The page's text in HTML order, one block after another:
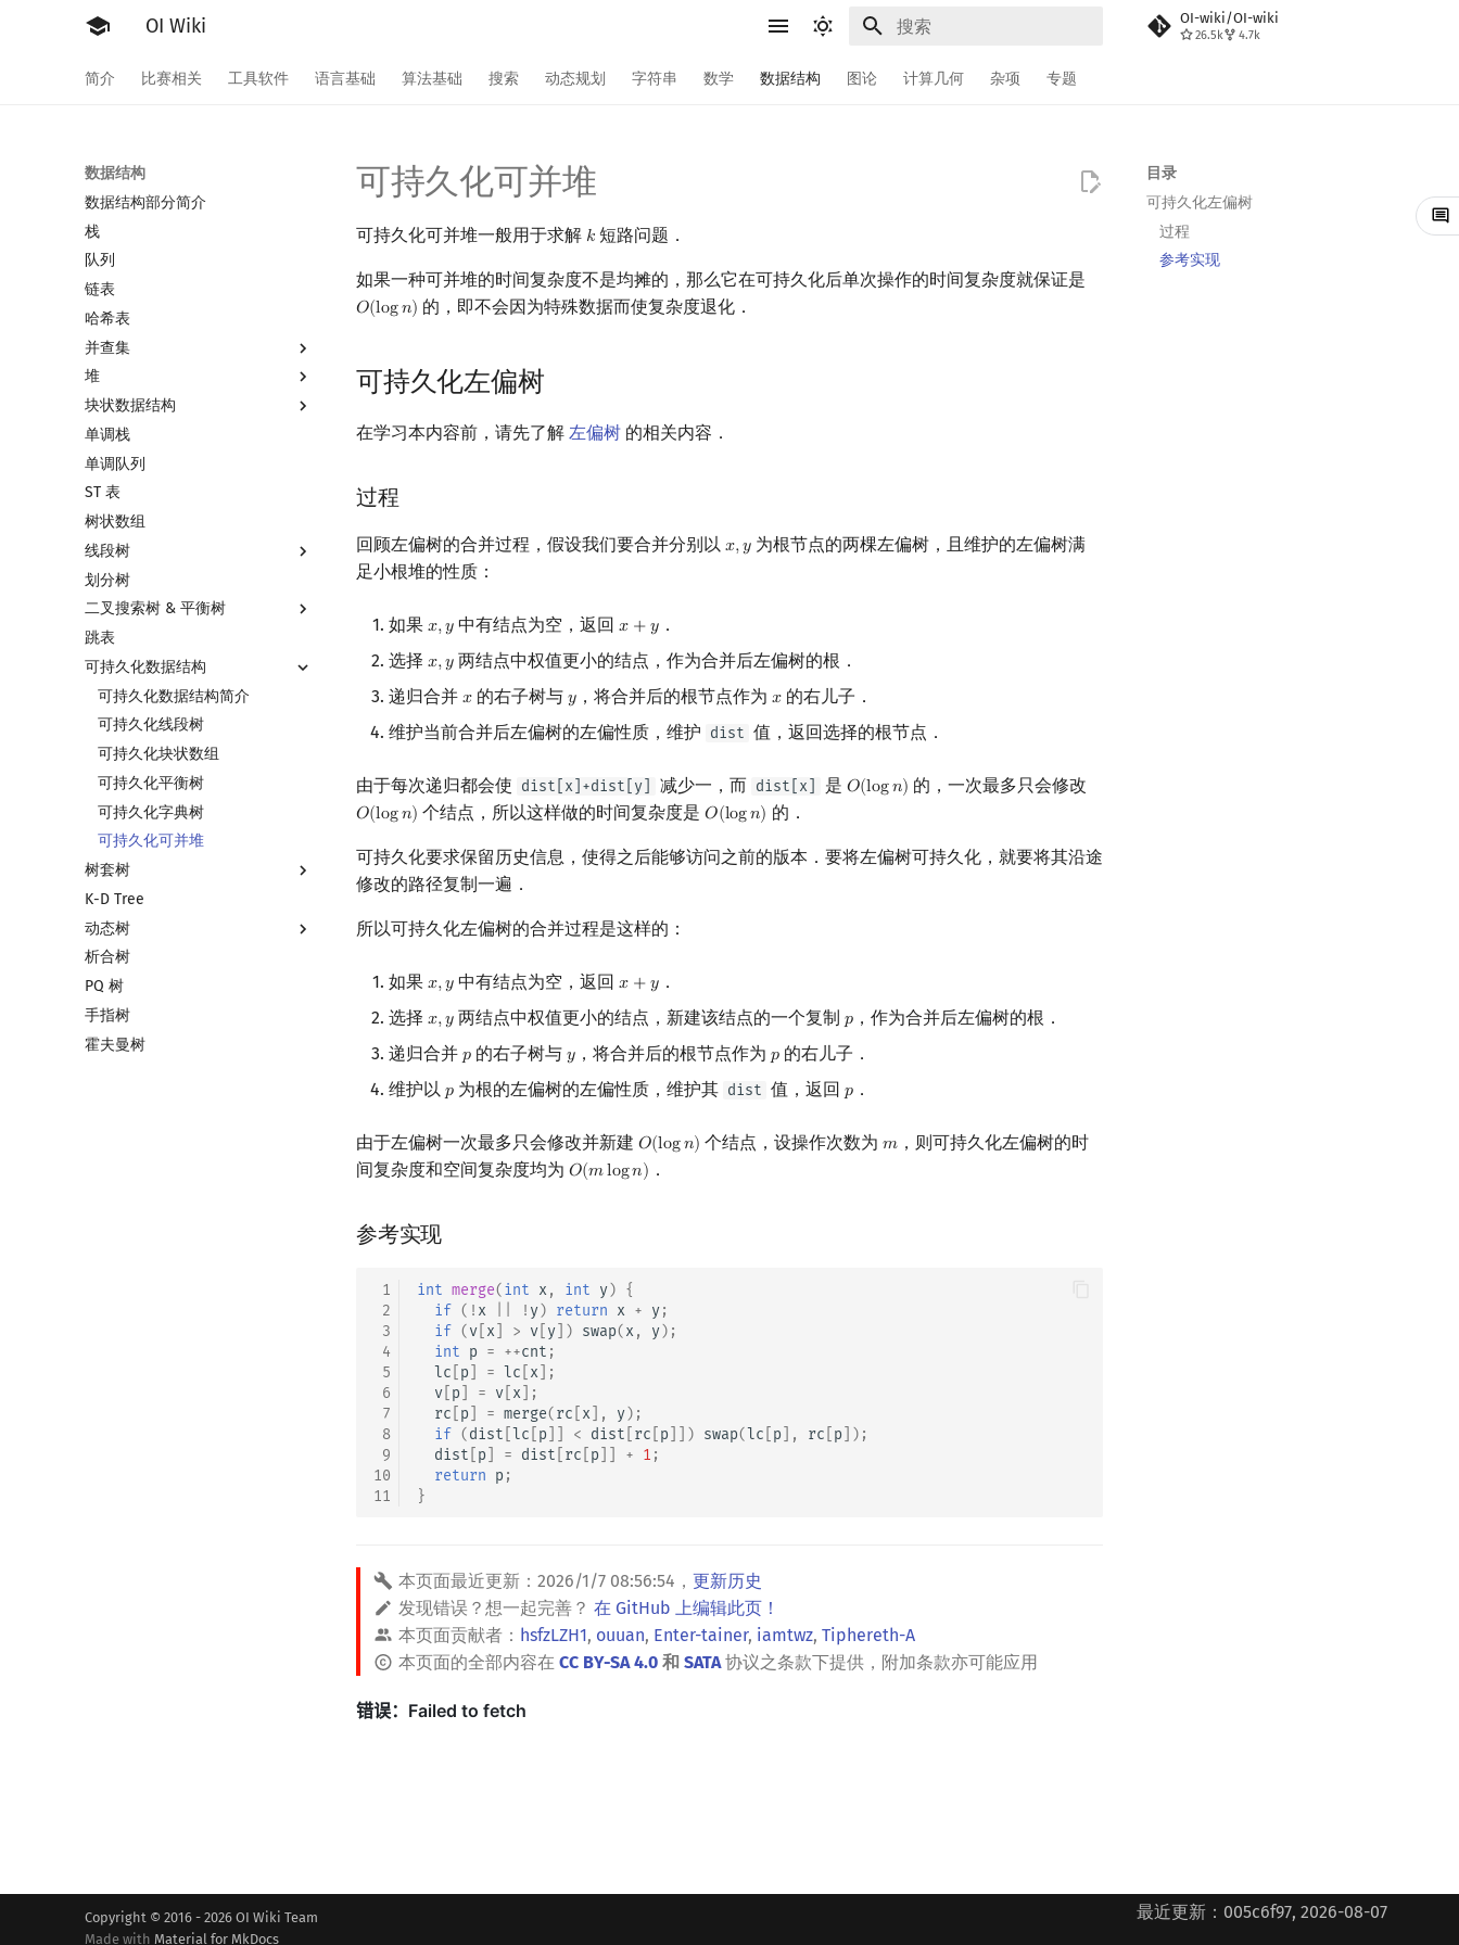
OI Wiki OI-wiki/OI-wiki
26.5k 4.7k
简介 比赛相关 工具软件 语言基础 算法基础 搜索 动态规划 字符串 数学 数据结构 图论 计算几何 杂项 专题
数据结构
数据结构部分简介
栈
队列
链表
哈希表
并查集
并查集
并查集复杂度
堆
堆简介
二叉堆
配对堆
左偏树
块状数据结构
分块思想
块状数组
块状链表
树分块
Sqrt Tree
单调栈
单调队列
ST 表
树状数组
线段树
线段树基础
线段树合并 & 分裂
李超线段树
猫树
区间最值操作 & 区间历史最值
Kinetic Tournament Tree
划分树
二叉搜索树 & 平衡树
二叉搜索树 & 平衡树
Treap
Splay 树
WBLT
替罪羊树
笛卡尔树
Size Balanced Tree
AVL 树
红黑树
左偏红黑树
AA 树
跳表
可持久化数据结构
可持久化数据结构简介
可持久化线段树
可持久化块状数组
可持久化平衡树
可持久化字典树
可持久化可并堆
树套树
线段树套线段树
平衡树套线段树
线段树套平衡树
树状数组套权值线段树
分块套树状数组
K-D Tree
动态树
Link Cut Tree
全局平衡二叉树
Euler Tour Tree
Top Tree
析合树
PQ 树
手指树
霍夫曼树
目录
可持久化左偏树
过程
参考实现
可持久化可并堆
可持久化可并堆一般用于求解 𝑘
k 短路问题．
如果一种可并堆的时间复杂度不是均摊的，那么它在可持久化后单次操作的时间复杂度就保证是
𝑂(log𝑛)
O(logn) 的，即不会因为特殊数据而使复杂度退化．
可持久化左偏树
在学习本内容前，请先了解 左偏树 的相关内容．
过程
回顾左偏树的合并过程，假设我们要合并分别以 𝑥,𝑦
x,y 为根节点的两棵左偏树，且维护的左偏树满
足小根堆的性质：
如果 𝑥,𝑦
x,y 中有结点为空，返回𝑥 +𝑦
x+y
．
选择 𝑥,𝑦
x,y 两结点中权值更小的结点，作为合并后左偏树的根．
递归合并 𝑥
x 的右子树与𝑦
y，将合并后的根节点作为 𝑥
x 的右儿子．
维护当前合并后左偏树的左偏性质，维护 dist 值，返回选择的根节点．
由于每次递归都会使 dist[x]+dist[y] 减少一，而 dist[x] 是 𝑂(log𝑛)
O(logn) 的，一次最多只会修改
𝑂(log𝑛)
O(logn) 个结点，所以这样做的时间复杂度是𝑂(log𝑛)
O(logn) 的．
可持久化要求保留历史信息，使得之后能够访问之前的版本．要将左偏树可持久化，就要将其沿途
修改的路径复制一遍．
所以可持久化左偏树的合并过程是这样的：
如果 𝑥,𝑦
x,y 中有结点为空，返回𝑥 +𝑦
x+y
．
选择 𝑥,𝑦
x,y 两结点中权值更小的结点，新建该结点的一个复制𝑝
p ，作为合并后左偏树的根．
递归合并 𝑝
p 的右子树与𝑦
y，将合并后的根节点作为 𝑝
p的右儿子．
维护以 𝑝
p 为根的左偏树的左偏性质，维护其 dist 值，返回𝑝
p ．
由于左偏树一次最多只会修改并新建 𝑂(log𝑛)
O(logn) 个结点，设操作次数为𝑚
m ，则可持久化左偏树的时
间复杂度和空间复杂度均为 𝑂(𝑚log𝑛)
O(mlogn) ．
参考实现
1
2
3
4
5
6
7
8
9
10
11
int merge(int x, int y) {
if ( ! x ! y) return x + y;
if (v x > v y ]) swap(x, y);
int p = ++cnt ;
lc p = lc x ];
v p = v x ];
rc p = merge(rc x ], y);
if (dist lc p < dist rc p ]]) swap(lc p ], rc p ]);
dist p = dist rc p + 1 ;
return p ;
}
本页面最近更新： 2026/1/7 08:56:54 ， 更新历史
发现错误？想一起完善？ 在 GitHub 上编辑此页！
本页面贡献者： hsfzLZH1, ouuan, Enter-tainer, iamtwz, Tiphereth-A
本页面的全部内容在 CC BY-SA 4.0 和 SATA协议之条款下提供，附加条款亦可能应用
Copyright © 2016 - 2026 OI Wiki Team
Made with Material for MkDocs
最近更新：005c6f97, 2026-08-07